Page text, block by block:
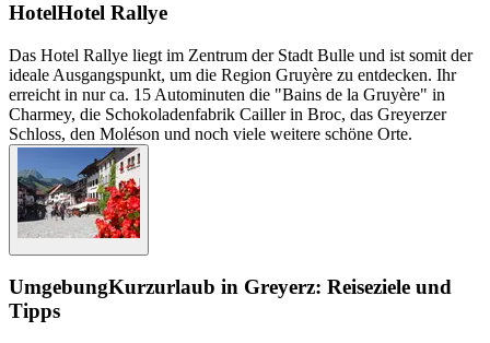
HotelHotel Rallye
Das Hotel Rallye liegt im Zentrum der Stadt Bulle und ist somit der
ideale Ausgangspunkt, um die Region Gruyère zu entdecken. Ihr
erreicht in nur ca. 15 Autominuten die "Bains de la Gruyère" in
Charmey, die Schokoladenfabrik Cailler in Broc, das Greyerzer
Schloss, den Moléson und noch viele weitere schöne Orte.
UmgebungKurzurlaub in Greyerz: Reiseziele und
Tipps